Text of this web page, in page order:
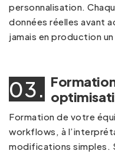
personnalisation.
données réelles avant
jamais en production
03.
Formation de votre
workflows, à
modifications simples.